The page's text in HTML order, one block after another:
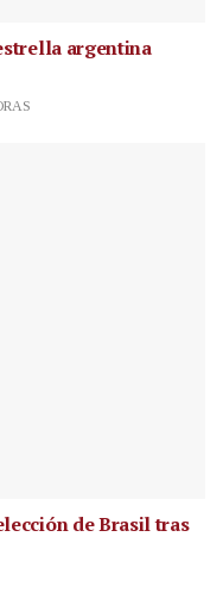
argentina
de Brasil tras